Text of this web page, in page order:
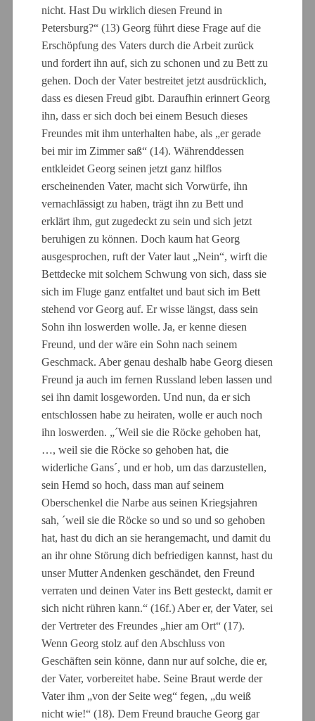
nicht. Hast Du wirklich diesen Freund in
Petersburg?“ (13) Georg führt diese Frage auf die
Erschöpfung des Vaters durch die Arbeit zurück
und fordert ihn auf, sich zu schonen und zu Bett zu
gehen. Doch der Vater bestreitet jetzt ausdrücklich,
dass es diesen Freud gibt. Daraufhin erinnert Georg
ihn, dass er sich doch bei einem Besuch dieses
Freundes mit ihm unterhalten habe, als „er gerade
bei mir im Zimmer saß“ (14). Währenddessen
entkleidet Georg seinen jetzt ganz hilflos
erscheinenden Vater, macht sich Vorwürfe, ihn
vernachlässigt zu haben, trägt ihn zu Bett und
erklärt ihm, gut zugedeckt zu sein und sich jetzt
beruhigen zu können. Doch kaum hat Georg
ausgesprochen, ruft der Vater laut „Nein“, wirft die
Bettdecke mit solchem Schwung von sich, dass sie
sich im Fluge ganz entfaltet und baut sich im Bett
stehend vor Georg auf. Er wisse längst, dass sein
Sohn ihn loswerden wolle. Ja, er kenne diesen
Freund, und der wäre ein Sohn nach seinem
Geschmack. Aber genau deshalb habe Georg diesen
Freund ja auch im fernen Russland leben lassen und
sei ihn damit losgeworden. Und nun, da er sich
entschlossen habe zu heiraten, wolle er auch noch
ihn loswerden. „´Weil sie die Röcke gehoben hat,
…, weil sie die Röcke so gehoben hat, die
widerliche Gans´, und er hob, um das darzustellen,
sein Hemd so hoch, dass man auf seinem
Oberschenkel die Narbe aus seinen Kriegsjahren
sah, ´weil sie die Röcke so und so und so gehoben
hat, hast du dich an sie herangemacht, und damit du
an ihr ohne Störung dich befriedigen kannst, hast du
unser Mutter Andenken geschändet, den Freund
verraten und deinen Vater ins Bett gesteckt, damit er
sich nicht rühren kann.“ (16f.) Aber er, der Vater, sei
der Vertreter des Freundes „hier am Ort“ (17).
Wenn Georg stolz auf den Abschluss von
Geschäften sein könne, dann nur auf solche, die er,
der Vater, vorbereitet habe. Seine Braut werde der
Vater ihm „von der Seite weg“ fegen, „du weiß
nicht wie!“ (18). Dem Freund brauche Georg gar